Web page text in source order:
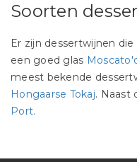
Soorten
Er zijn dessertwijnen
een goed glas
meest bekende
Hongaarse Tokaj. Naast
Port.